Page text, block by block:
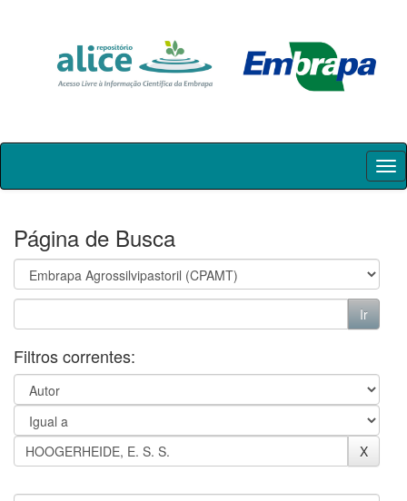
Skip
Página de Busca
Filtros correntes: